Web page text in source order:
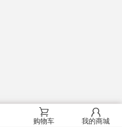
󰂟
购物车
󰂢
我的商城